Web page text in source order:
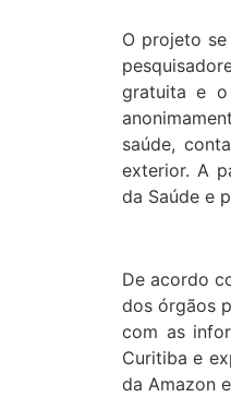
O projeto
gratuita e
saúde,
exterior. A
da Saúde e
De acordo
dos órgãos
com as
Curitiba e
da Amazon